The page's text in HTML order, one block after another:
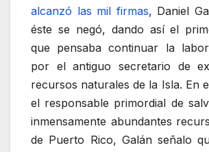
alcanzó las mil firmas, Daniel
éste se negó, dando así el
que pensaba continuar la
por el antiguo secretario de
recursos naturales de la Isla. En
el responsable primordial de
inmensamente abundantes
de Puerto Rico, Galán señalo